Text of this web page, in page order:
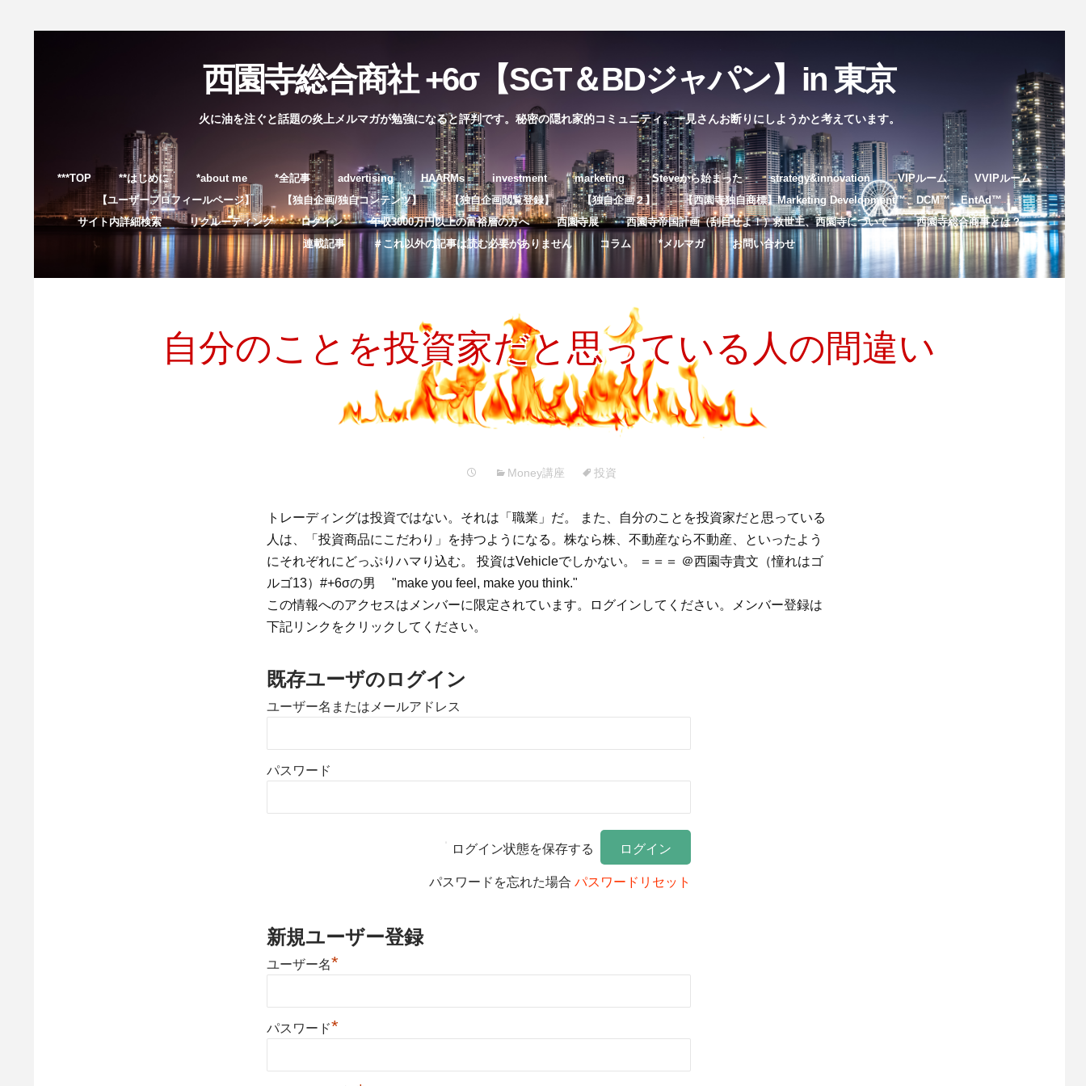
西園寺総合商社 +6σ【SGT＆BDジャパン】in 東京
火に油を注ぐと話題の炎上メルマガが勉強になると評判です。秘密の隠れ家的コミュニティ。一見さんお断りにしようかと考えています。
コ
ン
テ
ン
ッ
***TOP **はじめに *about me *全記事 advertising HAARMs investment marketing Steveから始まった strategy&innovation VIPルーム
VVIPルーム
【ユーザープロフィールページ】
【独自企画/独自コンテンツ】 【独自企画閲覧登録】 【独自企画２】
【西園寺独自商標】Marketing Development™️、DCM™️、EntAd™️
サイト内詳細検索
リクルーティング ログイン 年収3000万円以上の富裕層の方へ 西園寺展 西園寺帝国計画（刮目せよ！）救世主、西園寺について
西園寺総合商事とは？
連載記事
＃これ以外の記事は読む必要がありません コラム *メルマガ お問い合わせ
自分のことを投資家だと思っている人の間違い
Money講座 投資
トレーディングは投資ではない。それは「職業」だ。 また、自分のことを投資家だと思っている
人は、「投資商品にこだわり」を持つようになる。株なら株、不動産なら不動産、といったよう
にそれぞれにどっぷりハマり込む。 投資はVehicleでしかない。 ＝＝＝ ＠西園寺貴文（憧れはゴ
ルゴ13）#+6σの男 "make you feel, make you think."
この情報へのアクセスはメンバーに限定されています。ログインしてください。メンバー登録は
下記リンクをクリックしてください。
既存ユーザのログイン
ユーザー名またはメールアドレス
パスワード
ログイン状態を保存する
パスワードを忘れた場合 パスワードリセット
新規ユーザー登録
ユーザー名*
パスワード*